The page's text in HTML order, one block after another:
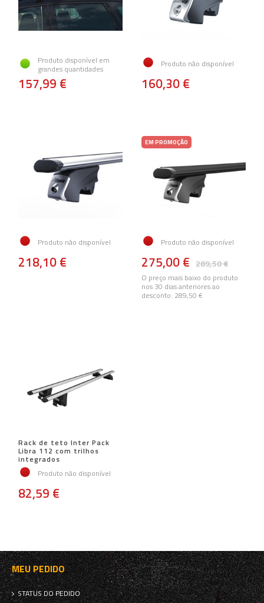
Produto disponível em
grandes quantidades
157,99 €
Produto não disponível
160,30 €
Produto não disponível
218,10 €
EM PROMOÇÃO
Produto não disponível
289,50 €
275,00 €
O preço mais baixo do produto
nos 30 dias anteriores ao
desconto: 289,50 €
Rack de teto Inter Pack
Libra 112 com trilhos
integrados
Produto não disponível
82,59 €
MEU PEDIDO
STATUS DO PEDIDO